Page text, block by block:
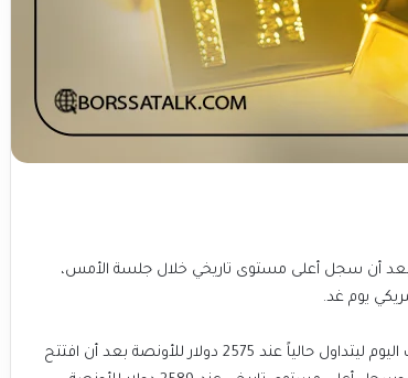
بعد أن سجل أعلى مستوى تاريخي خلال جلسة الأمس،
يوم غد.
تراجع سعر الذهب العالمي بشكل طفيف بنسبة 0.2% خلال تداولات اليوم ليتداول حالياً عند 2575 دولار للأونصة بعد أن افتتح